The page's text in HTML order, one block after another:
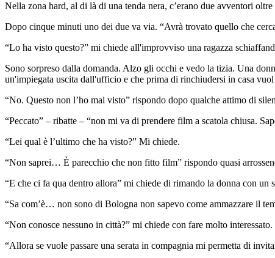
Nella zona hard, al di là di una tenda nera, c’erano due avventori
Dopo cinque minuti uno dei due va via. “Avrà trovato quello che
“Lo ha visto questo?” mi chiede all'improvviso una ragazza
Sono sorpreso dalla domanda. Alzo gli occhi e vedo la tizia. Una
un'impiegata uscita dall'ufficio e che prima di rinchiudersi in casa
“No. Questo non l’ho mai visto” rispondo dopo qualche attimo di
“Peccato” – ribatte – “non mi va di prendere film a scatola chiusa.
“Lei qual è l’ultimo che ha visto?” Mi chiede.
“Non saprei… È parecchio che non fitto film” rispondo quasi
“E che ci fa qua dentro allora” mi chiede di rimando la donna con
“Sa com’è… non sono di Bologna non sapevo come ammazzare il
“Non conosce nessuno in città?” mi chiede con fare molto interessato.
“Allora se vuole passare una serata in compagnia mi permetta di